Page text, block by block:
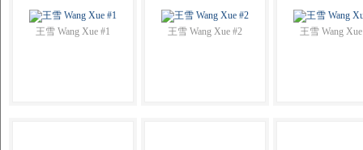
王雪 Wang Xue #1 王雪 Wang Xue #2 王雪 Wang